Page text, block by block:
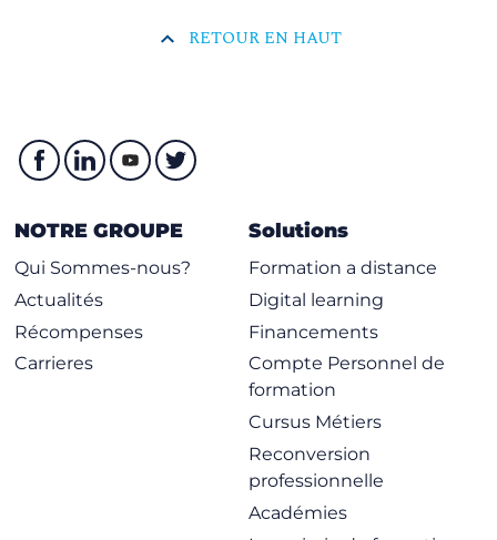
RETOUR EN HAUT
NOTRE GROUPE
Qui Sommes-nous?
Actualités
Récompenses
Carrieres
Solutions
Formation a distance
Digital learning
Financements
Compte Personnel de
formation
Cursus Métiers
Reconversion
professionnelle
Académies